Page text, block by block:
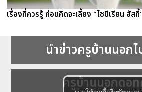
เรื่องที่ควรรู้ ก่อนคิดจะเลี้ยง "ไซบีเรียน ฮัส
นำข่าวครูบ้านนอก
ครูบ้านนอกดอ